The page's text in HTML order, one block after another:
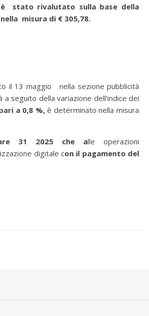
è stato rivalutato sulla base della
misura di € 305,78.
il 13 maggio nella sezione pubblicità
seguito della variazione dell’indice dei
a 0,8 %,è determinato nella misura
31 2025 che alle operazioni
digitale con il pagamento del